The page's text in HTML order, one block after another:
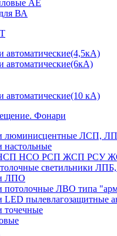
АЕ
ВА
автоматические(4,5кА)
автоматические(6кА)
автоматические(10 кА)
Фонари
люминисцентные ЛСП,
настольные
НСП НСО РСП ЖСП РСУ
светильники
ЛПО
потолочные ЛВО типа
LED пылевлагозащитные
точечные